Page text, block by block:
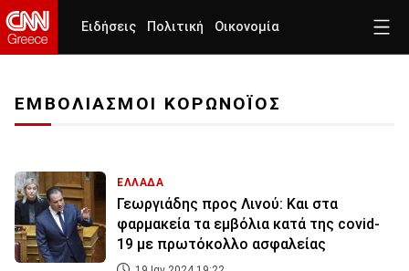
Ειδήσεις Πολιτική Οικονομία
ΕΜΒΟΛΙΑΣΜΟΙ ΚΟΡΩΝΟΪΟΣ
ΕΛΛΑΔΑ
Γεωργιάδης προς Λινού: Και στα
φαρμακεία τα εμβόλια κατά της covid-
19 με πρωτόκολλο ασφαλείας